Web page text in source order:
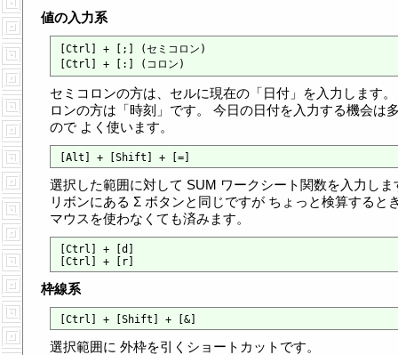
値の入力系
[Ctrl] + [;] (セミコロン)
セミコロンの方は、セルに現在の「日付」を入力します
ロンの方は「時刻」です。 今日の日付を入力する機会は
ので よく使います。
選択した範囲に対して SUM ワークシート関数を入力しま
リボンにある Σ ボタンと同じですが ちょっと検算すると
マウスを使わなくても済みます。
[Ctrl] + [d]
枠線系
選択範囲に 外枠を引くショートカットです。